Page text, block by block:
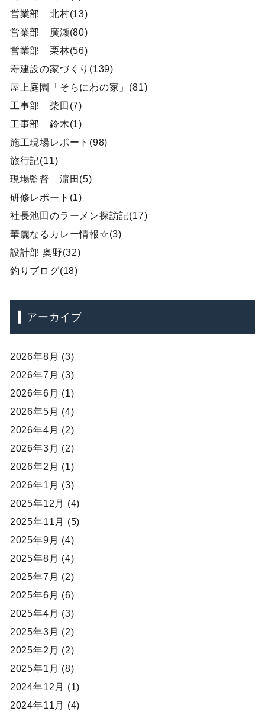
営業部 北村(13)
営業部 廣瀬(80)
営業部 栗林(56)
寿建設の家づくり(139)
屋上庭園「そらにわの家」(81)
工事部 柴田(7)
工事部 鈴木(1)
施工現場レポート(98)
旅行記(11)
現場監督 濵田(5)
研修レポート(1)
社長池田のラーメン探訪記(17)
華麗なるカレー情報☆(3)
設計部 奥野(32)
釣りブログ(18)
アーカイブ
2026年8月 (3)
2026年7月 (3)
2026年6月 (1)
2026年5月 (4)
2026年4月 (2)
2026年3月 (2)
2026年2月 (1)
2026年1月 (3)
2025年12月 (4)
2025年11月 (5)
2025年9月 (4)
2025年8月 (4)
2025年7月 (2)
2025年6月 (6)
2025年4月 (3)
2025年3月 (2)
2025年2月 (2)
2025年1月 (8)
2024年12月 (1)
2024年11月 (4)